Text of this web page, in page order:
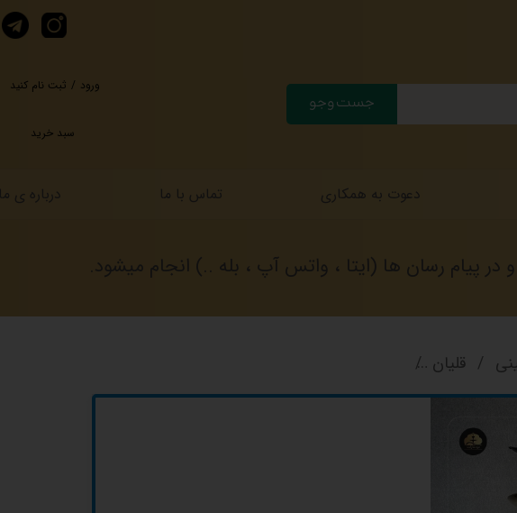
جست وجو
ورود / ثبت نام کنید
دعوت به همکاری تماس با ما درباره ی
سبد خرید
پیام رسان ها (ایتا ، واتس آپ ، بله ..) انجام میشود.
قلیان